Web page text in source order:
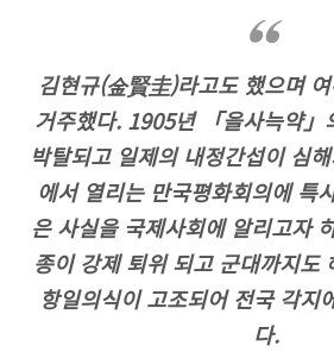
김현규(金賢圭)라고도 했으며
거주했다. 1905년 「을사늑약」
박탈되고 일제의 내정간섭이 심
에서 열리는 만국평화회의에 특
은 사실을 국제사회에 알리고자
종이 강제 퇴위 되고 군대까지도
항일의식이 고조되어 전국 각지
다.